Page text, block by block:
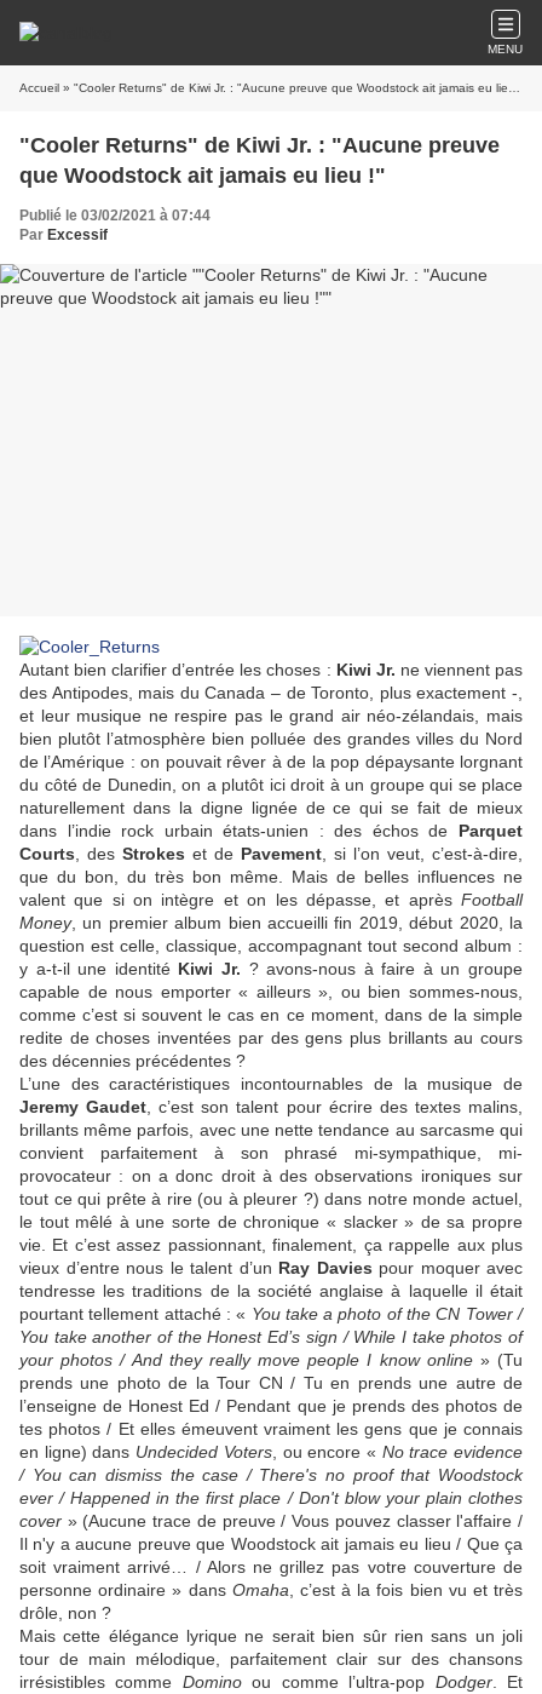
MENU
Accueil » "Cooler Returns" de Kiwi Jr. : "Aucune preuve que Woodstock ait jamais eu lieu !"
"Cooler Returns" de Kiwi Jr. : "Aucune preuve
que Woodstock ait jamais eu lieu !"
Publié le 03/02/2021 à 07:44
Par Excessif
Autant bien clarifier d’entrée les choses : Kiwi Jr. ne viennent pas
des Antipodes, mais du Canada – de Toronto, plus exactement -,
et leur musique ne respire pas le grand air néo-zélandais, mais
bien plutôt l’atmosphère bien polluée des grandes villes du Nord
de l’Amérique : on pouvait rêver à de la pop dépaysante lorgnant
du côté de Dunedin, on a plutôt ici droit à un groupe qui se place
naturellement dans la digne lignée de ce qui se fait de mieux
dans l’indie rock urbain états-unien : des échos de Parquet
Courts , des Strokes et de Pavement , si l’on veut, c’est-à-dire,
que du bon, du très bon même. Mais de belles influences ne
valent que si on intègre et on les dépasse, et après Football
Money, un premier album bien accueilli fin 2019, début 2020, la
question est celle, classique, accompagnant tout second album :
y a-t-il une identité Kiwi Jr. ? avons-nous à faire à un groupe
capable de nous emporter « ailleurs », ou bien sommes-nous,
comme c’est si souvent le cas en ce moment, dans de la simple
redite de choses inventées par des gens plus brillants au cours
des décennies précédentes ?
L’une des caractéristiques incontournables de la musique de
Jeremy Gaudet , c’est son talent pour écrire des textes malins,
brillants même parfois, avec une nette tendance au sarcasme qui
convient parfaitement à son phrasé mi-sympathique, mi-
provocateur : on a donc droit à des observations ironiques sur
tout ce qui prête à rire (ou à pleurer ?) dans notre monde actuel,
le tout mêlé à une sorte de chronique « slacker » de sa propre
vie. Et c’est assez passionnant, finalement, ça rappelle aux plus
vieux d’entre nous le talent d’un Ray Davies pour moquer avec
tendresse les traditions de la société anglaise à laquelle il était
pourtant tellement attaché : « You take a photo of the CN Tower /
You take another of the Honest Ed’s sign / While I take photos of
your photos / And they really move people I know online» (Tu
prends une photo de la Tour CN / Tu en prends une autre de
l’enseigne de Honest Ed / Pendant que je prends des photos de
tes photos / Et elles émeuvent vraiment les gens que je connais
en ligne) dans Undecided Voters, ou encore « No trace evidence
/ You can dismiss the case / There's no proof that Woodstock
ever / Happened in the first place / Don't blow your plain clothes
cover » (Aucune trace de preuve / Vous pouvez classer l'affaire /
Il n'y a aucune preuve que Woodstock ait jamais eu lieu / Que ça
soit vraiment arrivé… / Alors ne grillez pas votre couverture de
personne ordinaire » dans Omaha , c’est à la fois bien vu et très
drôle, non ?
Mais cette élégance lyrique ne serait bien sûr rien sans un joli
tour de main mélodique, parfaitement clair sur des chansons
irrésistibles comme Dominoou comme l’ultra-pop Dodger. Et